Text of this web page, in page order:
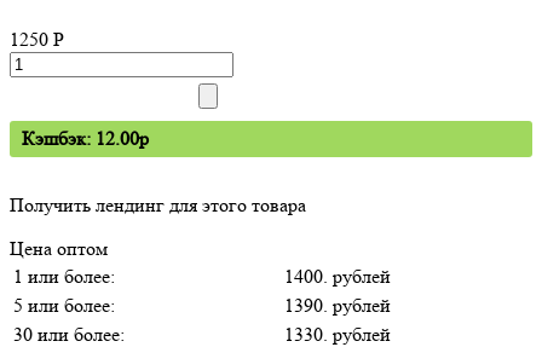
1250 P
Кэшбэк: 12.00p
Получить лендинг для этого товара
Цена оптом
1 или более:
1400. рублей
5 или более:
1390. рублей
30 или более:
1330. рублей